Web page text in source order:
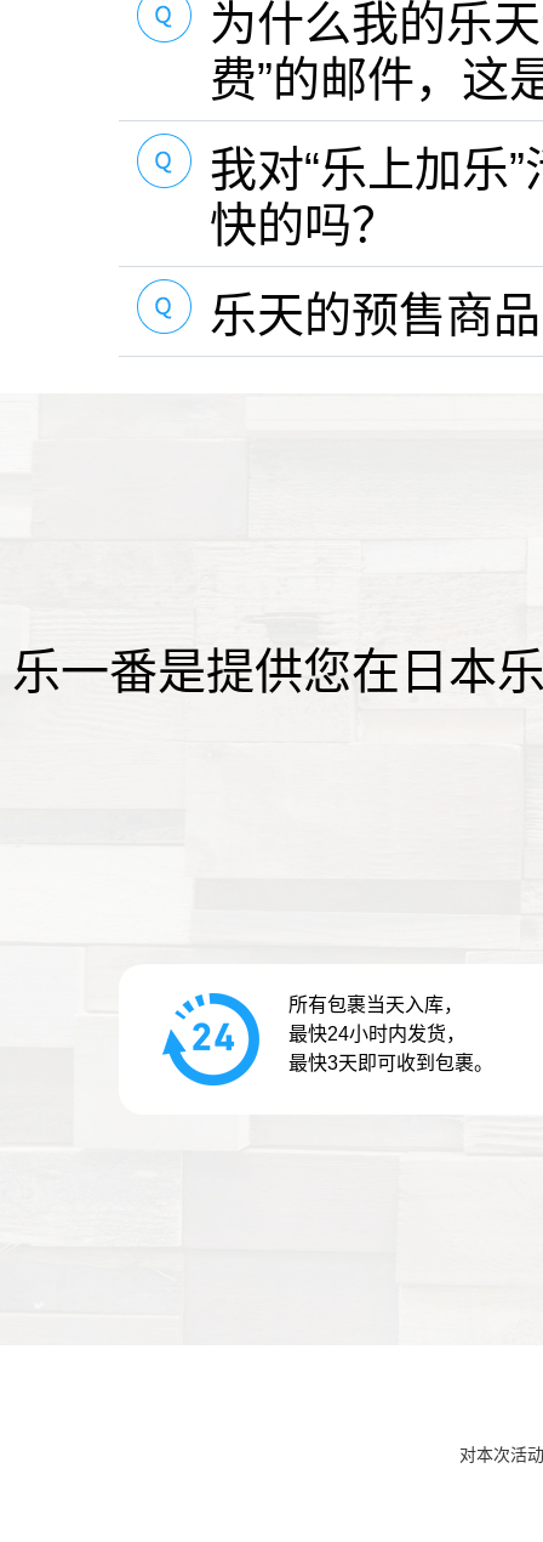
为什么我的乐
费”的邮件，这
我对“乐上加乐
快的吗？
乐天的预售商
乐一番是提供您在日本
所有包裹当天入库，
最快24小时内发货，
最快3天即可收到包裹。
对本次活